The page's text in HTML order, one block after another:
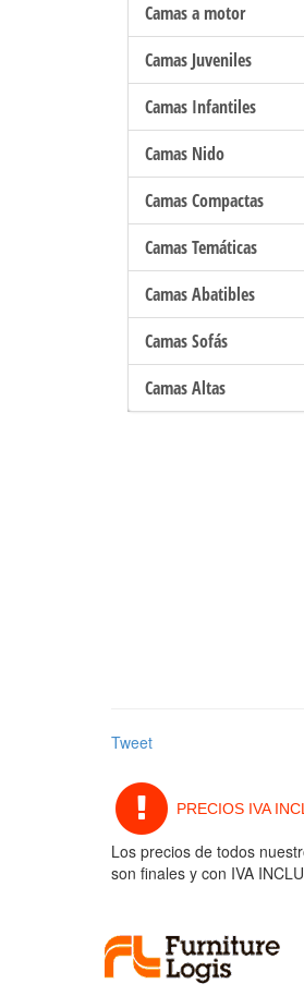
Camas a motor
Camas Juveniles
Camas Infantiles
Camas Nido
Camas Compactas
Camas Temáticas
Camas Abatibles
Camas Sofás
Camas Altas
Tweet
PRECIOS IVA
Los precios de todos
son finales y con IVA